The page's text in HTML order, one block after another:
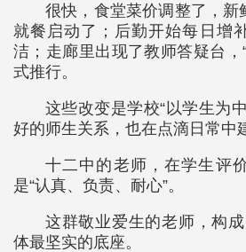
很快，食堂菜价调整了，新
就餐启动了；后勤开始每日增
洁；走廊里出现了教师答疑台，
式推行。
这些改变是学校“以学生为
好的师生关系，也在点滴日常中
十二中的老师，在学生评
是“认真、负责、耐心”。
这群敬业爱生的老师，构成
体最坚实的底座。